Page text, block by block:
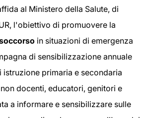
al Ministero della Salute, di
l'obiettivo di promuovere la
in situazioni di emergenza
di sensibilizzazione annuale
istruzione primaria e secondaria
docenti, educatori, genitori e
a informare e sensibilizzare sulle